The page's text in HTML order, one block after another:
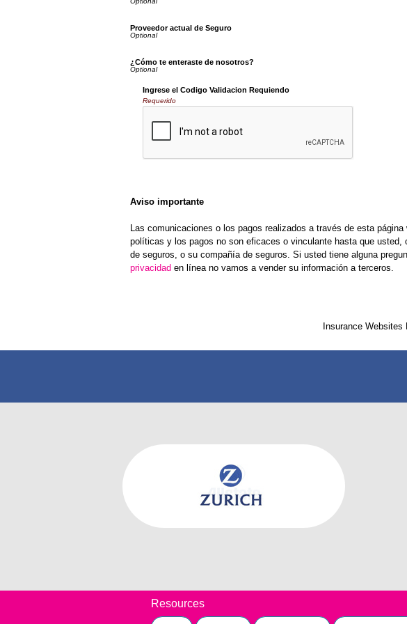
Proveedor actual de Seguro
¿Cómo te enteraste de nosotros?
Ingrese el Codigo Validacion Requiendo
Requerido
Aviso importante
Las comunicaciones o los pagos realizados a través de esta
políticas y los pagos no son eficaces o vinculante hasta que
de seguros, o su compañía de seguros. Si usted tiene alguna
privacidad en línea no vamos a vender su información a terceros.
Insurance Websites
Resources